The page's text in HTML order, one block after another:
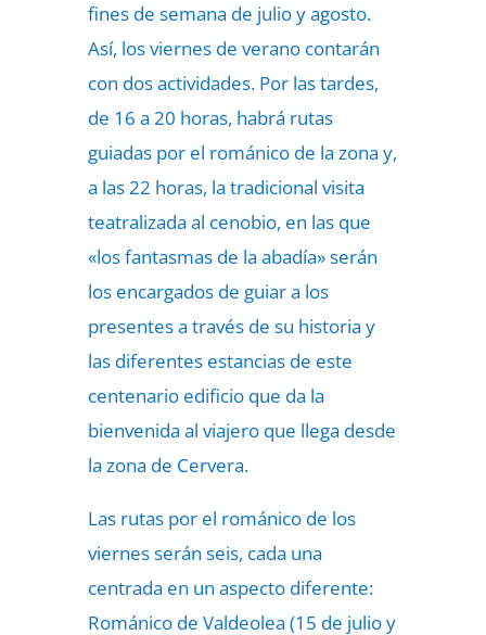
fines de semana de julio y agosto.
Así, los viernes de verano contarán
con dos actividades. Por las tardes,
de 16 a 20 horas, habrá rutas
guiadas por el románico de la zona y,
a las 22 horas, la tradicional visita
teatralizada al cenobio, en las que
«los fantasmas de la abadía» serán
los encargados de guiar a los
presentes a través de su historia y
las diferentes estancias de este
centenario edificio que da la
bienvenida al viajero que llega desde
la zona de Cervera.
Las rutas por el románico de los
viernes serán seis, cada una
centrada en un aspecto diferente:
Románico de Valdeolea (15 de julio y